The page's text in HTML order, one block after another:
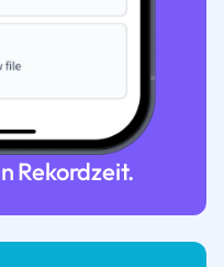
Rekordzeit.